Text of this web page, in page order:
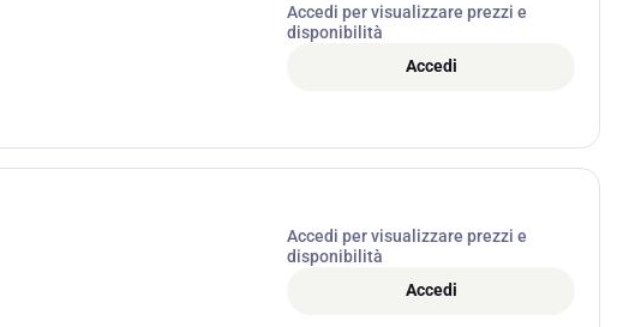
Accedi per visualizzare prezzi e
disponibilità
Accedi
Accedi per visualizzare prezzi e
disponibilità
Accedi